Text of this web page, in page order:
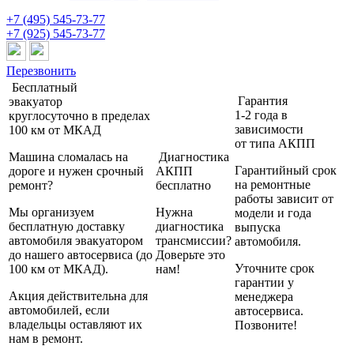
+7 (495) 545-73-77
+7 (925) 545-73-77
Перезвонить
Бесплатный
эвакуатор
круглосуточно в пределах
100 км от МКАД
Машина сломалась на
дороге и нужен срочный
ремонт?
Мы организуем
бесплатную доставку
автомобиля эвакуатором
до нашего автосервиса (до
100 км от МКАД).
Акция действительна для
автомобилей, если
владельцы оставляют их
нам в ремонт.
Диагностика
АКПП
бесплатно
Нужна
диагностика
трансмиссии?
Доверьте это
нам!
Гарантия
1-2 года в
зависимости
от типа АКПП
Гарантийный срок
на ремонтные
работы зависит от
модели и года
выпуска
автомобиля.
Уточните срок
гарантии у
менеджера
автосервиса.
Позвоните!